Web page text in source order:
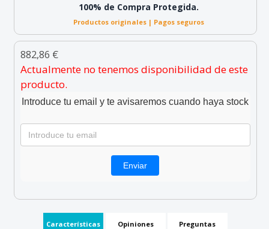
100% de Compra Protegida.
Productos originales | Pagos seguros
882,86 €
Actualmente no tenemos disponibilidad de este
producto.
Introduce tu email y te avisaremos cuando haya stock
Características Opiniones Preguntas